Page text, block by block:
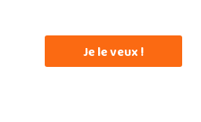
Je le veux !